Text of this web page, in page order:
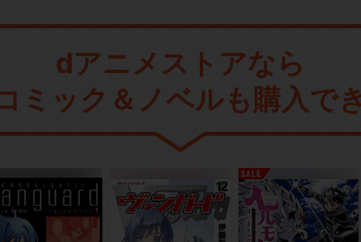
dアニメストアなら
ミック＆ノベルも購入で